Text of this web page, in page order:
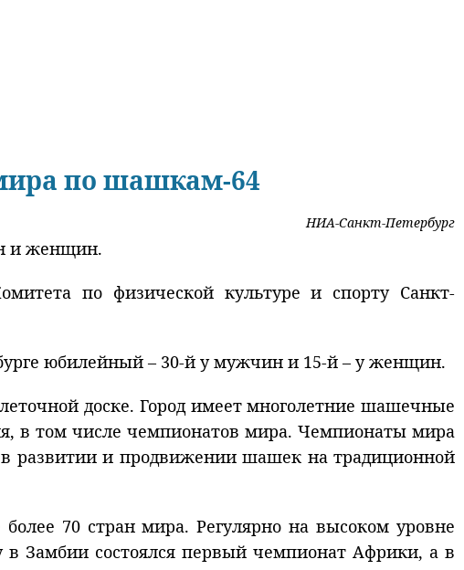
по шашкам-64
НИА-Санкт-Петербург
и женщин.
по физической культуре и спорту Санкт-
юбилейный – 30-й у мужчин и 15-й – у женщин.
доске. Город имеет многолетние шашечные
в том числе чемпионатов мира. Чемпионаты мира
развитии и продвижении шашек на традиционной
70 стран мира. Регулярно на высоком уровне
Замбии состоялся первый чемпионат Африки, а в